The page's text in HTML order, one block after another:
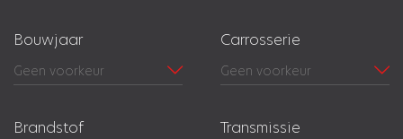
Bouwjaar Carrosserie
Brandstof Transmissie